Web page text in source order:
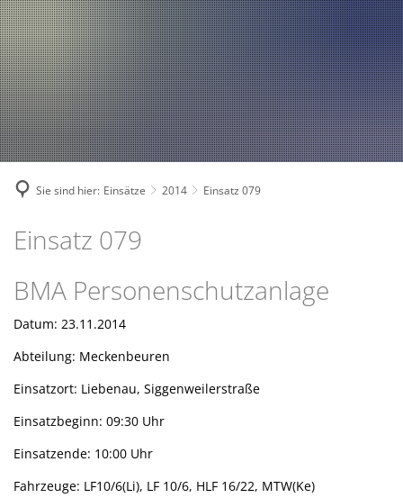
2024
2023
2022
2021
Fachgebiete und
Mannschaft
Jugend
Spielmannszug
Mitglied werden
A
A
A
Sie sind hier: Einsätze 2014 Einsatz 079
Einsatz 079
BMA Personenschutzanlage
Datum: 23.11.2014
Abteilung: Meckenbeuren
Einsatzort: Liebenau, Siggenweilerstraße
Einsatzbeginn: 09:30 Uhr
Einsatzende: 10:00 Uhr
Fahrzeuge: LF10/6(Li), LF 10/6, HLF 16/22, MTW(Ke)